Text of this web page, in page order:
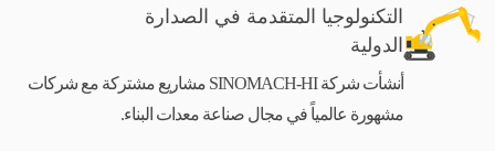
التكنولوجيا المتقدمة في الصدارة
الدولية
أنشأت شركة SINOMACH-HI مشاريع مشتركة مع شركات
مشهورة عالمياً في مجال صناعة معدات البناء.